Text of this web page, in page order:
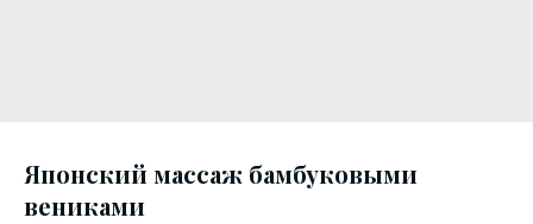
Японский массаж бамбуковыми
вениками